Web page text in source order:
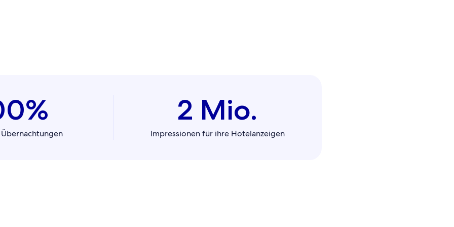
2 Mio.
Impressionen für ihre Hotelanzeigen